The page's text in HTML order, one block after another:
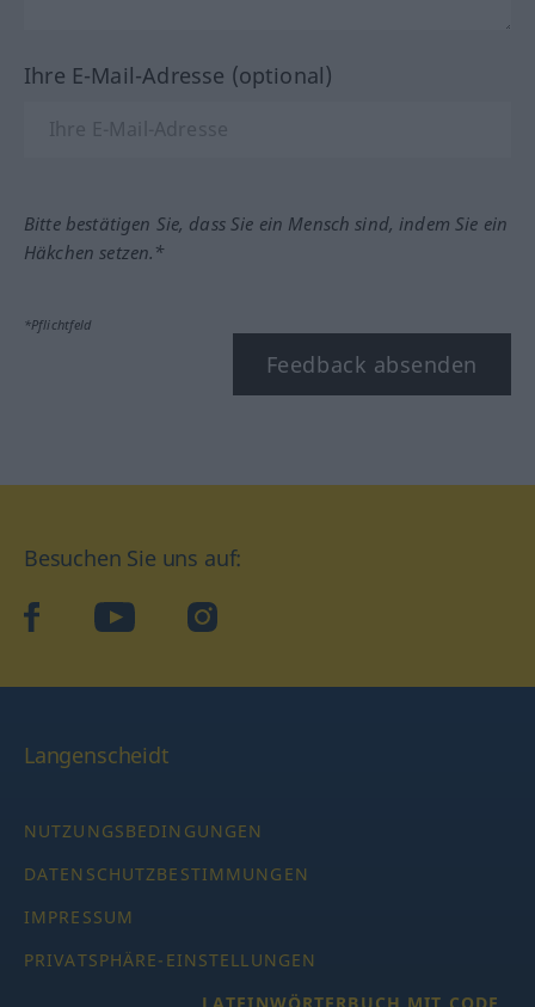
Ihre E-Mail-Adresse (optional)
Bitte bestätigen Sie, dass Sie ein Mensch sind, indem Sie ein
Häkchen setzen.*
*Pflichtfeld
Feedback absenden
Besuchen Sie uns auf:
facebookYouTube Instagram
Langenscheidt
NUTZUNGSBEDINGUNGEN
DATENSCHUTZBESTIMMUNGEN
IMPRESSUM
PRIVATSPHÄRE-EINSTELLUNGEN